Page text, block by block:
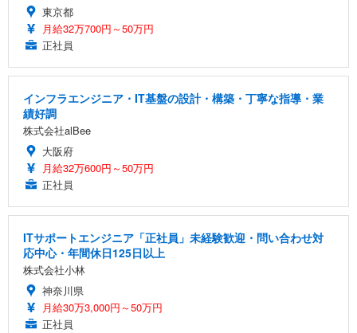
東京都
月給32万700円～50万円
正社員
インフラエンジニア・IT基盤の設計・構築・丁寧な指導・業
績好調
株式会社alBee
大阪府
月給32万600円～50万円
正社員
ITサポートエンジニア「正社員」未経験歓迎・問い合わせ対
応中心・年間休日125日以上
株式会社小林
神奈川県
月給30万3,000円～50万円
正社員